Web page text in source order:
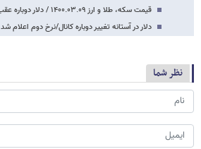
قیمت سکه، طلا و ارز ۱۴۰۰.۰۳.۰۹ / دلار دوباره عقب نشست
دلار در آستانه تغییر دوباره کانال/نرخ دوم اعلام شد
نظر شما